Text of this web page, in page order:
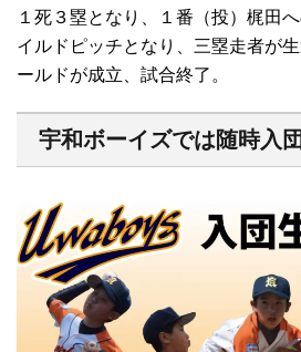
１死３塁となり、１番（投）梶田
イルドピッチとなり、三塁走者が
ールドが成立、試合終了。
宇和ボーイズでは随時入